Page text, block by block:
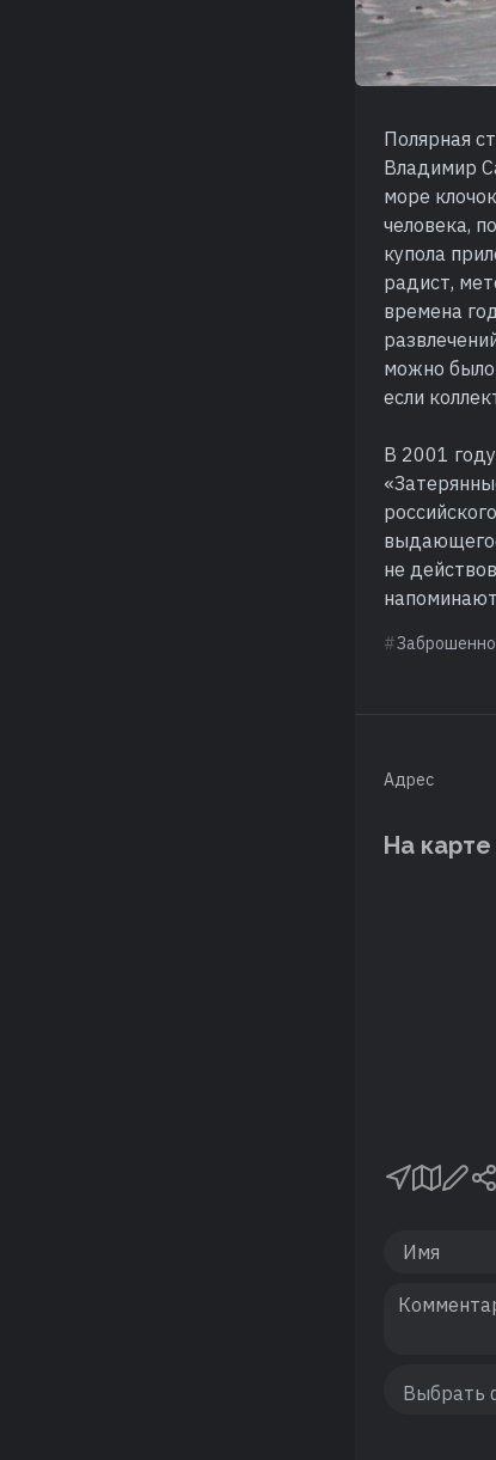
Полярная
Владимир
море
человека,
купола
радист,
времена
можно было
если
В 2001
не
Адрес
На карте